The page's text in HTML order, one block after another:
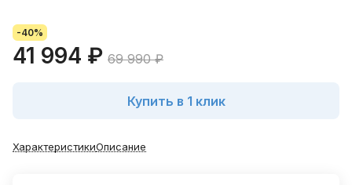
-40%
41 994 ₽ 69 990 ₽
Купить в 1 клик
ХарактеристикиОписание